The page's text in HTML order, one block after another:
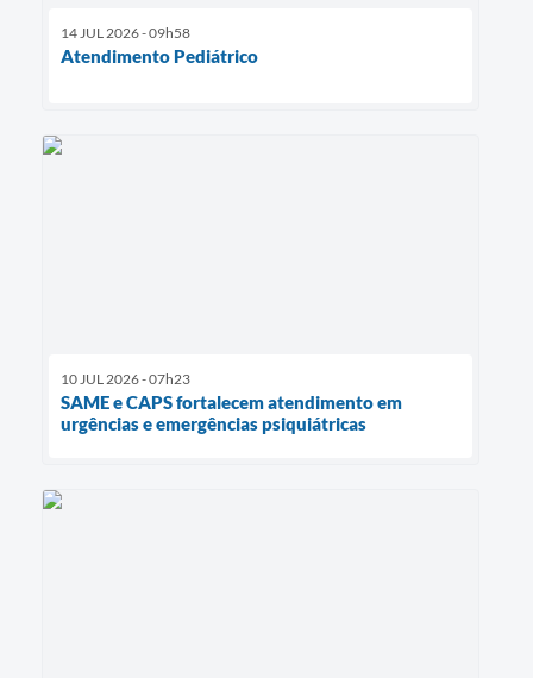
14 JUL 2026 - 09h58
Atendimento Pediátrico
10 JUL 2026 - 07h23
SAME e CAPS fortalecem atendimento em
urgências e emergências psiquiátricas